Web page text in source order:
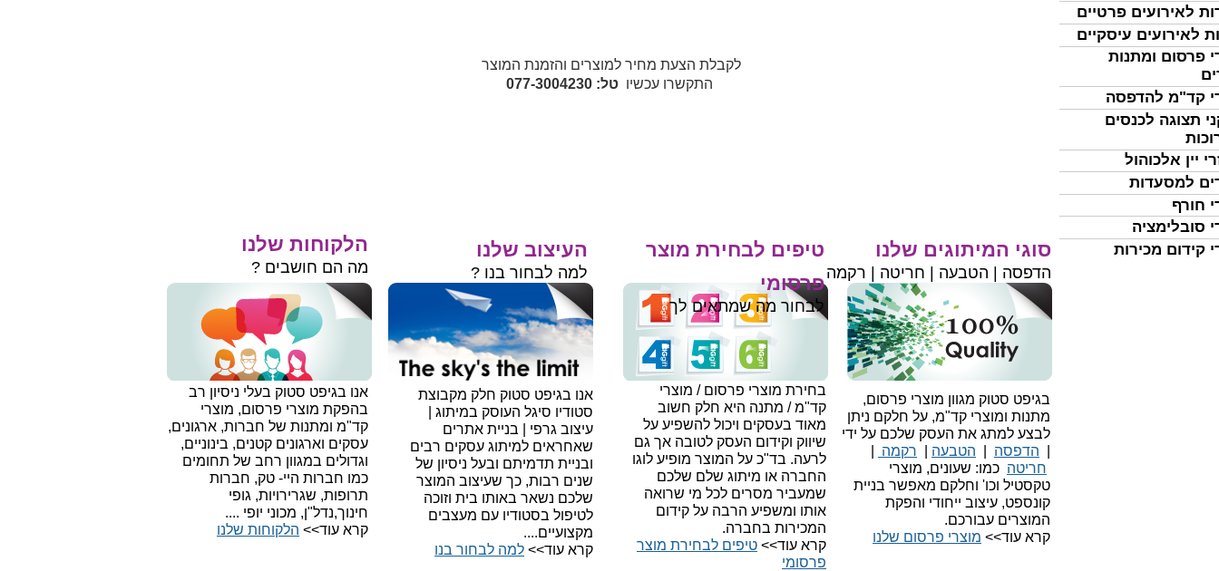
לאירועים פרטיים
לאירועים עיסקיים
פרסום ומתנות
קד"מ להדפסה
תצוגה לכנסים
יין אלכוהול
למסעדות
חורף
סובלימציה
קידום מכירות
לקבלת הצעת מחיר למוצרים והזמנת המוצר
התקשרו עכשיו טל: 077-3004230
אנו בגיפט סטוק חלק מקבוצת
סטודיו סיגל העוסק במיתוג |
עיצוב גרפי | בניית אתרים
שאחראים למיתוג עסקים רבים
ובניית תדמיתם ובעל ניסיון של
שנים רבות, כך שעיצוב המוצר
שלכם נשאר באותו בית וזוכה
לטיפול בסטודיו עם מעצבים
מקצועיים....
קרא עוד>> למה לבחור בנו​
בגיפט סטוק מגוון מוצרי פרסום,
מתנות ומוצרי קד"מ, על חלקם ניתן
לבצע למתג את העסק שלכם על ידי
הדפסה הטבעה רקמה
חריטה כמו: שעונים, מוצרי
טקסטיל וכו' וחלקם מאפשר בניית
קונספט, עיצוב ייחודי והפקת
המוצרים עבורכם.
קרא עוד>> מוצרי פרסום שלנו
אנו בגיפט סטוק בעלי ניסיון רב
בהפקת מוצרי פרסום, מוצרי
קד"מ ומתנות של חברות, ארגונים,
עסקים וארגונים קטנים, בינוניים,
וגדולים במגוון רחב של תחומים
כמו חברות היי- טק, חברות
תרופות, שגרירויות, גופי
חינוך,נדל"ן, מכוני יופי ....
קרא עוד>> הלקוחות שלנו
בחירת מוצרי פרסום / מוצרי
קד"מ / מתנה היא חלק חשוב
מאוד בעסקים ויכול להשפיע על
שיווק וקידום העסק לטובה אך גם
לרעה. בד"כ על המוצר מופיע לוגו
החברה או מיתוג שלם שלכם
שמעביר מסרים לכל מי שרואה
אותו ומשפיע הרבה על קידום
המכירות בחברה.
קרא עוד>> טיפים לבחירת מוצר
פרסומי
טיפים לבחירת מוצר
פרסומי
לבחור מה שמתאים לך
העיצוב שלנו
למה לבחור בנו ?
סוגי המיתוגים שלנו
הדפסה | הטבעה | חריטה | רקמה
הלקוחות שלנו
מה הם חושבים ?